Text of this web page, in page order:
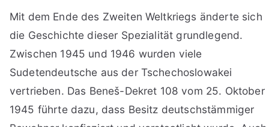
Mit dem Ende des Zweiten Weltkriegs änderte sich
die Geschichte dieser Spezialität grundlegend.
Zwischen 1945 und 1946 wurden viele
Sudetendeutsche aus der Tschechoslowakei
vertrieben. Das Beneš-Dekret 108 vom 25. Oktober
1945 führte dazu, dass Besitz deutschstämmiger